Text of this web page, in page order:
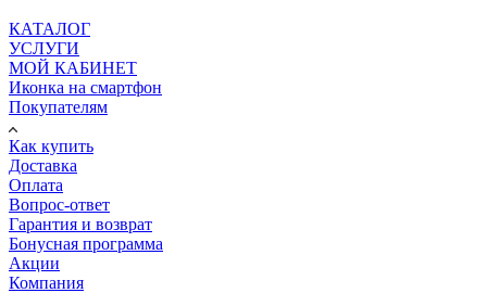
КАТАЛОГ
УСЛУГИ
МОЙ КАБИНЕТ
Иконка на смартфон
Покупателям
Как купить
Доставка
Оплата
Вопрос-ответ
Гарантия и возврат
Бонусная программа
Акции
Компания